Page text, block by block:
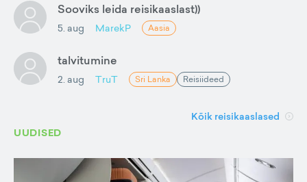
Sooviks leida reisikaaslast))
5. aug MarekP Aasia
talvitumine
2. aug TruT Sri Lanka Reisiideed
Kõik reisikaaslased
UUDISED